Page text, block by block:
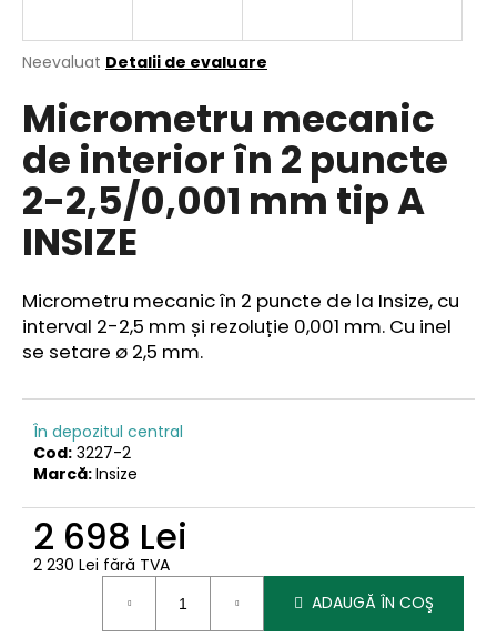
Evaluarea
a
produsului
este
0,0
din
5
stele.
Neevaluat Detalii de evaluare
Micrometru mecanic
de interior în 2 puncte
2-2,5/0,001 mm tip A
INSIZE
Micrometru mecanic în 2 puncte de la Insize, cu
interval 2-2,5 mm și rezoluție 0,001 mm. Cu inel
se setare ø 2,5 mm.
În depozitul central
Cod: 3227-2
Marcă:Insize
2 698 Lei
2 230 Lei fără TVA
ADAUGĂ ÎN COŞ
ă
e
c
o
m
a
n
d
ă
m